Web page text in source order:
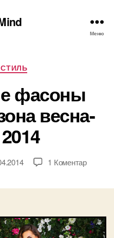
Меню
Категорії
фасоны
весна-
1 Коментардо
весна-
лето